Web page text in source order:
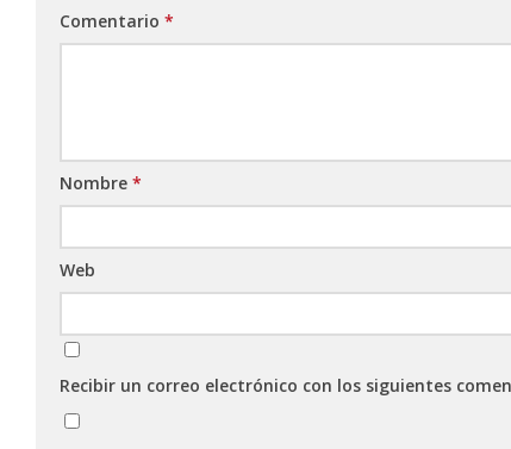
Comentario *
Nombre *
Web
Recibir un correo electrónico con los siguientes